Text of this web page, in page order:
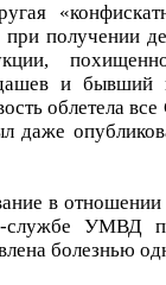
при получении
и
облетела
даже
в
службе УМВД
болезнью